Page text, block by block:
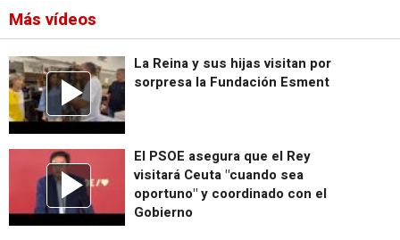
Más vídeos
La Reina y sus hijas visitan por
sorpresa la Fundación Esment
El PSOE asegura que el Rey
visitará Ceuta "cuando sea
oportuno" y coordinado con el
Gobierno